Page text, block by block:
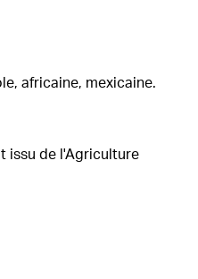
africaine, mexicaine.
issu de l'Agriculture